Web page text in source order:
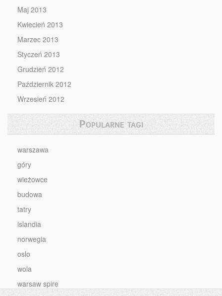
Maj 2013
Kwiecień 2013
Marzec 2013
Styczeń 2013
Grudzień 2012
Październik 2012
Wrzesień 2012
Popularne tagi
warszawa
góry
wieżowce
budowa
tatry
islandia
norwegia
oslo
wola
warsaw spire